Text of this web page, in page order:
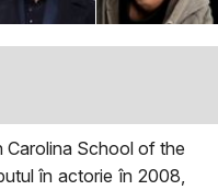
School of the
în actorie în 2008,